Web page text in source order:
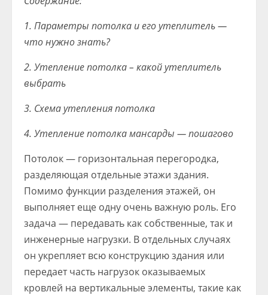
1. Параметры потолка и его утеплитель —
что нужно знать?
2. Утепление потолка – какой утеплитель
выбрать
3. Схема утепления потолка
4. Утепление потолка мансарды — пошагово
Потолок — горизонтальная перегородка,
разделяющая отдельные этажи здания.
Помимо функции разделения этажей, он
выполняет еще одну очень важную роль. Его
задача — передавать как собственные, так и
инженерные нагрузки. В отдельных случаях
он укрепляет всю конструкцию здания или
передает часть нагрузок оказываемых
кровлей на вертикальные элементы, такие как